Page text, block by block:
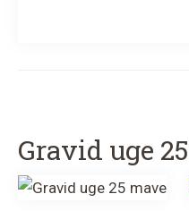
Gravid uge 25